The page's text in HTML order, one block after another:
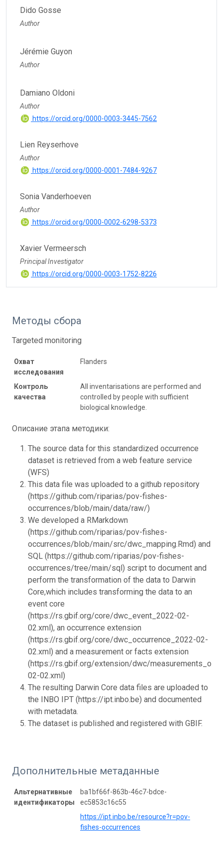
Dido Gosse
Author
Jérémie Guyon
Author
Damiano Oldoni
Author
https://orcid.org/0000-0003-3445-7562
Lien Reyserhove
Author
https://orcid.org/0000-0001-7484-9267
Sonia Vanderhoeven
Author
https://orcid.org/0000-0002-6298-5373
Xavier Vermeersch
Principal Investigator
https://orcid.org/0000-0003-1752-8226
Методы сбора
Targeted monitoring
Охват
исследования
Flanders
Контроль
качества
All inventarisations are performed and
controlled by people with sufficient
biological knowledge.
Описание этапа методики:
The source data for this standardized occurrence
dataset is retrieved from a web feature service
(WFS)
This data file was uploaded to a github repository
(https://github.com/riparias/pov-fishes-
occurrences/blob/main/data/raw/)
We developed a RMarkdown
(https://github.com/riparias/pov-fishes-
occurrences/blob/main/src/dwc_mapping.Rmd) and
SQL (https://github.com/riparias/pov-fishes-
occurrences/tree/main/sql) script to document and
perform the transformation of the data to Darwin
Core,which includes transforming the data to an
event core
(https://rs.gbif.org/core/dwc_event_2022-02-
02.xml), an occurrence extension
(https://rs.gbif.org/core/dwc_occurrence_2022-02-
02.xml) and a measurement or facts extension
(https://rs.gbif.org/extension/dwc/
02-02.xml)
The resulting Darwin Core data files are uploaded to
the INBO IPT (https://ipt.inbo.be) and documented
with metadata.
The dataset is published and registered with GBIF.
Дополнительные метаданные
Альтернативные
идентификаторы
ba1bf66f-863b-46c7-bdce-
ec5853c16c55
https://ipt.inbo.be/resource?r=pov-
fishes-occurrences